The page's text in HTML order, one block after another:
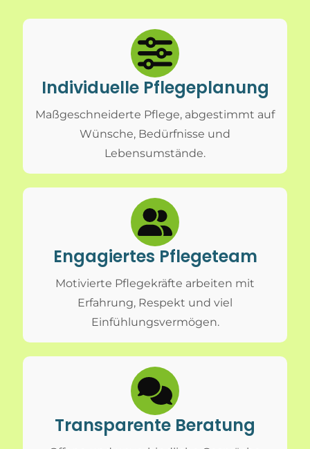
Individuelle Pflegeplanung
Maßgeschneiderte Pflege, abgestimmt auf
Wünsche, Bedürfnisse und
Lebensumstände.
Engagiertes Pflegeteam
Motivierte Pflegekräfte arbeiten mit
Erfahrung, Respekt und viel
Einfühlungsvermögen.
Transparente Beratung